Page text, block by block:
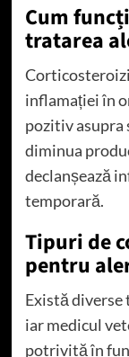
Cum
tratarea
inflamației în
pozitiv asupra
diminua
declanșează
temporară.
Tipuri de
pentru
Există
iar medicul
potrivită în